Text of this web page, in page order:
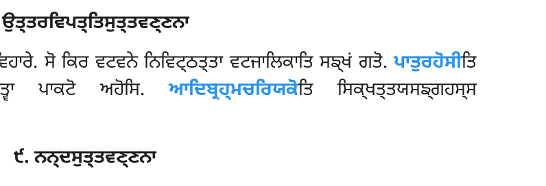
ਸੋ ਕਿਰ ਵਟਵਨੇ ਨਿਵਿਟ੍ਠਤ੍ਤਾ ਵਟਜਾਲਿਕਾਤਿ ਸਙ੍ਖਂ ਗਤੋ.ਪਾਤੁਰਹੋਸੀਤਿ
ਪਾਕਟੋ ਅਹੋਸਿ.ਆਦਿਬ੍ਰਹ੍ਮਚਰਿਯਕੋਤਿ ਸਿਕ੍ਖਤ੍ਤਯਸਙ੍ਗਹਸ੍ਸ
੯. ਨਨ੍ਦਸੁਤ੍ਤਵਣ੍ਣਨਾ